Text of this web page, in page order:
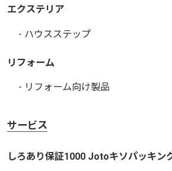
エクステリア
- ハウスステップ
リフォーム
- リフォーム向け製品
サービス
しろあり保証1000 Jotoキソパッキン